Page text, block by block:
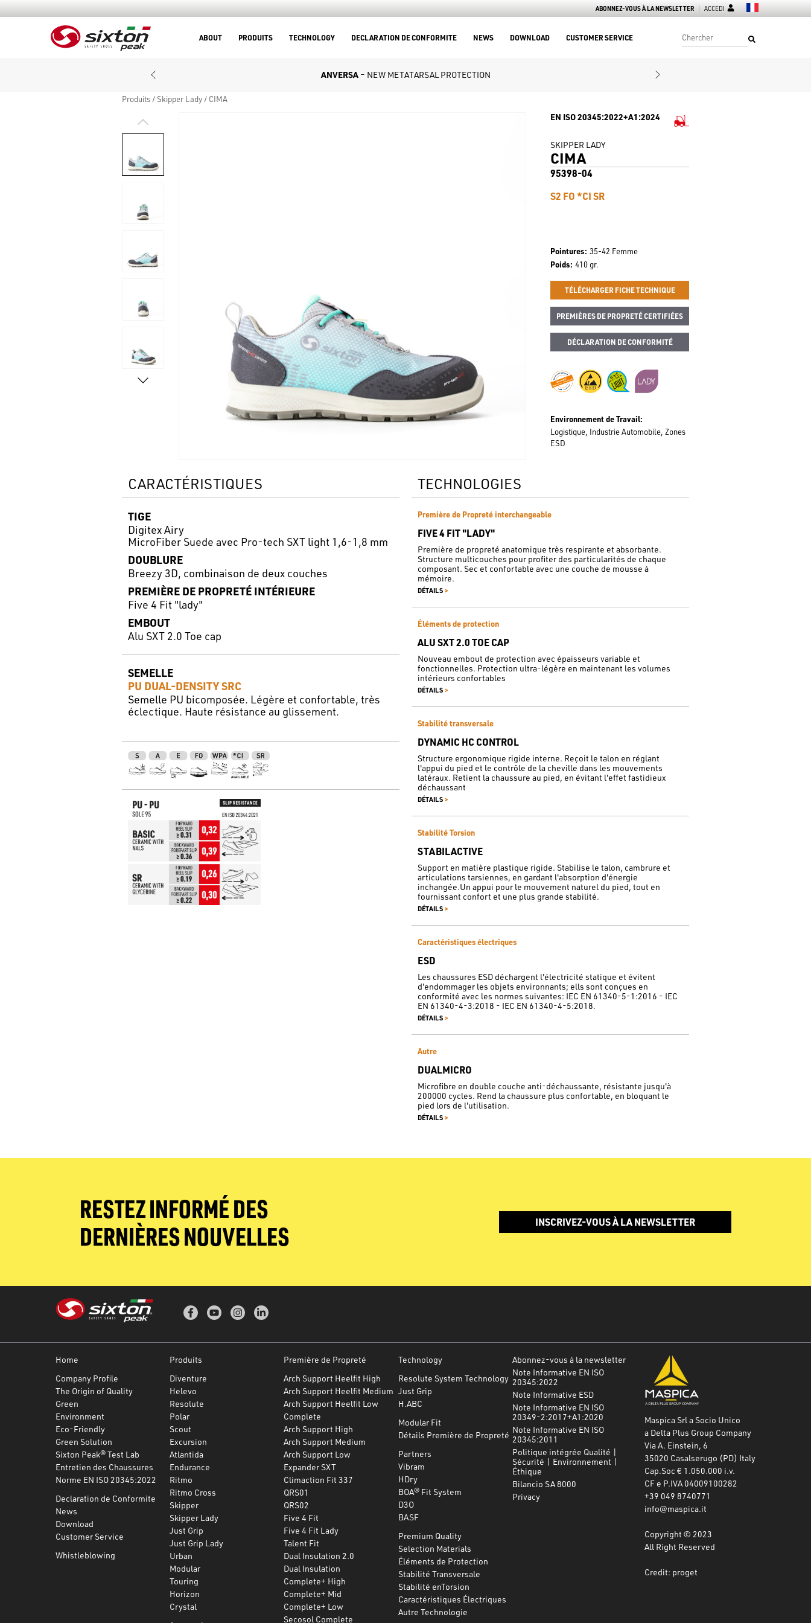
ABONNEZ-VOUS À LA NEWSLETTER ACCEDI
ABOUT PRODUITS TECHNOLOGY DECLARATION DE CONFORMITE NEWS DOWNLOAD CUSTOMER SERVICE
ANVERSA – NEW METATARSAL PROTECTION
Produits Skipper Lady CIMA
EN ISO 20345:2022+A1:2024
SKIPPER LADY
CIMA
95398-04
S2 FO *CI SR
Pointures 35-42 Femme
Poids 410 gr.
TÉLÉCHARGER FICHE TECHNIQUE
PREMIÈRES DE PROPRETÉ CERTIFIÉES
DÉCLARATION DE CONFORMITÉ
Environnement de Travail
Logistique Industrie Automobile Zones
ESD
CARACTÉRISTIQUES
TIGE
Digitex Airy
MicroFiber Suede avec Pro-tech SXT light 1,6-1,8 mm
DOUBLURE
Breezy 3D, combinaison de deux couches
PREMIÈRE DE PROPRETÉ INTÉRIEURE
Five 4 Fit "lady"
EMBOUT
Alu SXT 2.0 Toe cap
SEMELLE
PU DUAL-DENSITY SRC
Semelle PU bicomposée. Légère et confortable, très
éclectique. Haute résistance au glissement.
TECHNOLOGIES
Première de Propreté interchangeable
FIVE 4 FIT "LADY"
Première de propreté anatomique très respirante et absorbante.
Structure multicouches pour profiter des particularités de chaque
composant. Sec et confortable avec une couche de mousse à
mémoire.
DÉTAILS >
Éléments de protection
ALU SXT 2.0 TOE CAP
Nouveau embout de protection avec épaisseurs variable et
fonctionnelles. Protection ultra-légère en maintenant les volumes
intérieurs confortables
DÉTAILS >
Stabilité transversale
DYNAMIC HC CONTROL
Structure ergonomique rigide interne. Reçoit le talon en réglant
l'appui du pied et le contrôle de la cheville dans les mouvements
latéraux. Retient la chaussure au pied, en évitant l'effet fastidieux
déchaussant
DÉTAILS >
Stabilité Torsion
STABILACTIVE
Support en matière plastique rigide. Stabilise le talon, cambrure et
articulations tarsiennes, en gardant l'absorption d'énergie
inchangée.Un appui pour le mouvement naturel du pied, tout en
fournissant confort et une plus grande stabilité.
DÉTAILS >
Caractéristiques électriques
ESD
Les chaussures ESD déchargent l'électricité statique et évitent
d'endommager les objets environnants; ells sont conçues en
conformité avec les normes suivantes: IEC EN 61340-5-1:2016 - IEC
EN 61340-4-3:2018 - IEC EN 61340-4-5:2018.
DÉTAILS >
Autre
DUALMICRO
Microfibre en double couche anti-déchaussante, résistante jusqu'à
200000 cycles. Rend la chaussure plus confortable, en bloquant le
pied lors de l'utilisation.
DÉTAILS >
RESTEZ INFORMÉ DES
DERNIÈRES NOUVELLES
INSCRIVEZ-VOUS À LA NEWSLETTER
Home
Company Profile
The Origin of Quality
Green
Environment
Eco-Friendly
Green Solution
Sixton Peak® Test Lab
Entretien des Chaussures
Norme EN ISO 20345:2022
Declaration de Conformite
News
Download
Customer Service
Whistleblowing
Produits
Diventure
Helevo
Resolute
Polar
Scout
Excursion
Atlantida
Endurance
Ritmo
Ritmo Cross
Skipper
Skipper Lady
Just Grip
Just Grip Lady
Urban
Modular
Touring
Horizon
Crystal
Première de Propreté
Arch Support Heelfit High
Arch Support Heelfit Medium
Arch Support Heelfit Low
Complete
Arch Support High
Arch Support Medium
Arch Support Low
Expander SXT
Climaction Fit 337
QRS01
QRS02
Five 4 Fit
Five 4 Fit Lady
Talent Fit
Dual Insulation 2.0
Dual Insulation
Complete+ High
Complete+ Mid
Complete+ Low
Secosol Complete
Technology
Resolute System Technology
Just Grip
H.ABC
Modular Fit
Détails Première de Propreté
Partners
Vibram
HDry
BOA® Fit System
D3O
BASF
Premium Quality
Selection Materials
Éléments de Protection
Stabilité Transversale
Stabilité enTorsion
Caractéristiques Électriques
Autre Technologie
Abonnez-vous à la newsletter
Note Informative EN ISO
20345:2022
Note Informative ESD
Note Informative EN ISO
20349-2:2017+A1:2020
Note Informative EN ISO
20345:2011
Politique intégrée Qualité |
Sécurité | Environnement |
Éthique
Bilancio SA 8000
Privacy
Maspica Srl a Socio Unico
a Delta Plus Group Company
Via A. Einstein, 6
35020 Casalserugo (PD) Italy
Cap.Soc € 1.050.000 i.v.
CF e P.IVA 04009100282
+39 049 8740771
info@maspica.it
Copyright © 2023
All Right Reserved
Credit: proget